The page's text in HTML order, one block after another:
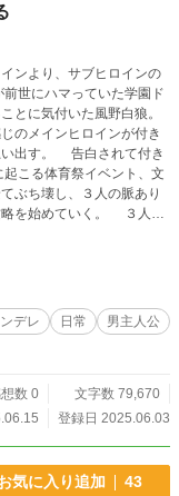
ンより、サブヒロインの
とに気付いた風野白狼。
のメインヒロインが付き
れて付き
こる体育祭イベント、文
ぶち壊し、３人の脈あり
めていく。 ３人の
系ふわふわガールの火波
、アニオタボーイッシュ
そもそも彼女たちを落と
インも黙ってはいない！
、イレギュラーなラブコ
デレ 日常
男主人公
数 0
文字数 79,670
登録日 2025.06.03
気に入り追加 43